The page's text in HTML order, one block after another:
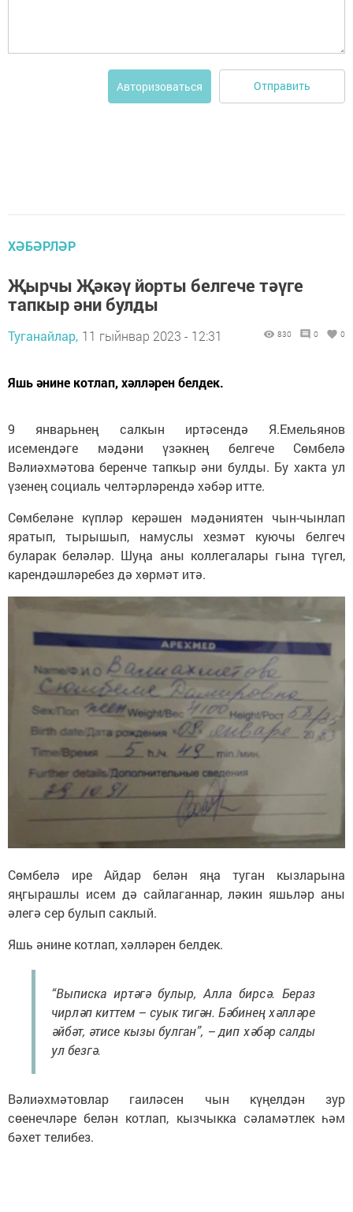
Авторизоваться Отправить
ХӘБӘРЛӘР
Җырчы Җәкәү йорты белгече тәүге
тапкыр әни булды
Туганайлар, 11 гыйнвар 2023 - 12:31 830 0 0
Яшь әнине котлап, хәлләрен белдек.
9 январьнең салкын иртәсендә Я.Емельянов
исемендәге мәдәни үзәкнең белгече Сөмбелә
Вәлиәхмәтова беренче тапкыр әни булды. Бу хакта ул
үзенең социаль челтәрләрендә хәбәр итте.
Сөмбеләне күпләр керәшен мәдәниятен чын-чынлап
яратып, тырышып, намуслы хезмәт куючы белгеч
буларак беләләр. Шуңа аны коллегалары гына түгел,
карендәшләребез дә хөрмәт итә.
Сөмбелә ире Айдар белән яңа туган кызларына
яңгырашлы исем дә сайлаганнар, ләкин яшьләр аны
әлегә сер булып саклый.
Яшь әнине котлап, хәлләрен белдек.
“Выписка иртәгә булыр, Алла бирсә. Бераз
чирләп киттем – суык тигән. Бәбинең хәлләре
әйбәт, әтисе кызы булган”, – дип хәбәр салды
ул безгә.
Вәлиәхмәтовлар гаиләсен чын күңелдән зур
сөенечләре белән котлап, кызчыкка сәламәтлек һәм
бәхет телибез.